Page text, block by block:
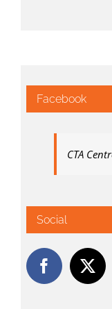
Facebook
CTA
Social